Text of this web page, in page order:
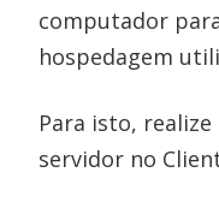
computador
hospedagem
Para isto, realize
servidor no